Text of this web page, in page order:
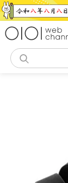
コ
ン